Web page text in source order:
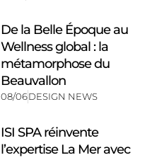
De la Belle Époque au
Wellness global : la
métamorphose du
Beauvallon
08/06DESIGN NEWS
ISI SPA réinvente
l’expertise La Mer avec